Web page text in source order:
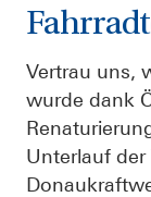
Vertrau uns,
wurde dank
Unterlauf der